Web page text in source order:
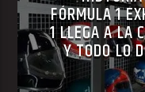
FÓRMULA 1
1 LLEGA A LA
Y TODO LO